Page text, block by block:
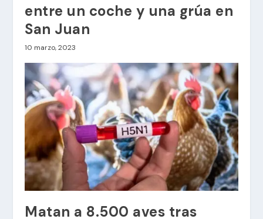
entre un coche y una grúa en
San Juan
10 marzo, 2023
Matan a 8.500 aves tras